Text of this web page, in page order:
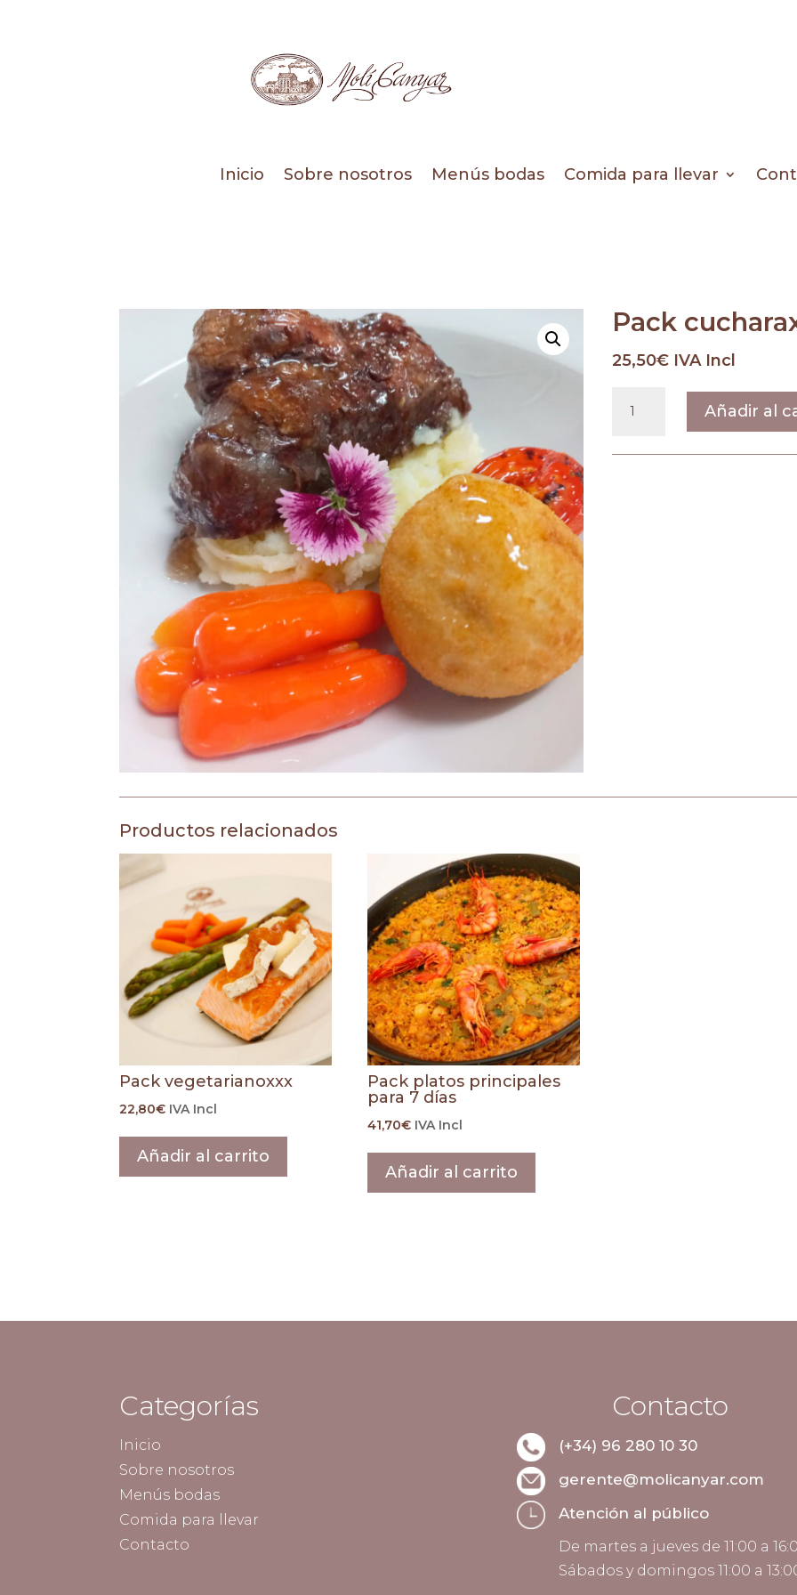
Inicio Sobre nosotros Menús bodas Comida para llevar
Pack
25,50€ IVA Incl
Añadir al
Productos relacionados
Pack vegetarianoxxx
22,80€ IVA Incl
Añadir al carrito
Pack platos principales
para 7 días
41,70€ IVA Incl
Añadir al carrito
Categorías
Inicio
Sobre nosotros
Menús bodas
Comida para llevar
Contacto
Contacto
(+34) 96 280 10 30
gerente@molicanyar.com
Atención al público
De martes a jueves de 11:00 a
Sábados y domingos 11:00 a